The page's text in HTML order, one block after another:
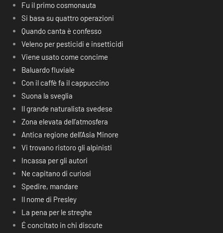
Fu il primo cosmonauta
Si basa su quattro operazioni
Quando canta è confesso
Veleno per pesticidi e insetticidi
Viene usato come concime
Baluardo fluviale
Con il caffè fa il cappuccino
Suona la sveglia
Il grande naturalista svedese
Zona elevata dell’atmosfera
Antica regione dell’Asia Minore
Vi trovano ristoro gli alpinisti
Incassa per gli autori
Ne capitano di curiosi
Spedire, mandare
Il nome di Presley
La pena per le streghe
É concitato in chi discute